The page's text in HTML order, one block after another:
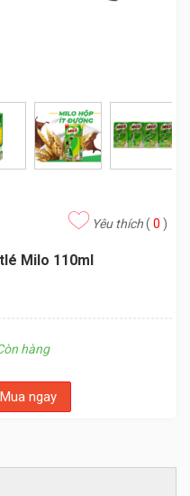
Yêu thích( 0 )
Milo 110ml
hàng
Mua ngay